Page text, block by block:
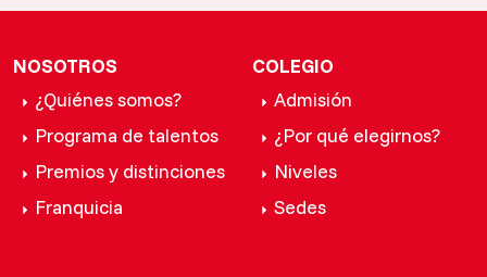
NOSOTROS
¿Quiénes somos?
Programa de talentos
Premios y distinciones
Franquicia
COLEGIO
Admisión
¿Por qué elegirnos?
Niveles
Sedes